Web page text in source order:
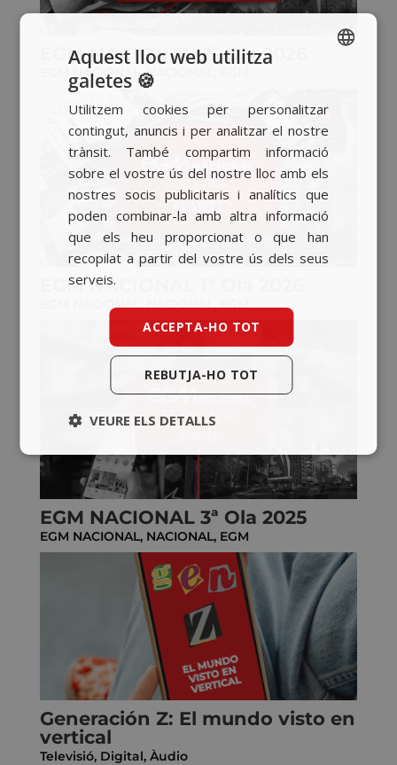
EGM NACIONAL 2ª Ola 2026
EGM NACIONAL ,NACIONAL
EGM NACIONAL 1ª Ola 2026
EGM NACIONAL,NACIONAL,EGM
EGM NACIONAL 3ª Ola 2025
EGM NACIONAL, NACIONAL, EGM
Generación Z: El mundo visto en
vertical
Televisió, Digital, Àudio
BASQUE
ENGLISH
Aquest lloc web utilitza
galetes 🍪
Utilitzem cookies per personalitzar
contingut, anuncis i per analitzar el nostre
trànsit. També compartim informació
sobre el vostre ús del nostre lloc amb els
nostres socis publicitaris i analítics que
poden combinar-la amb altra informació
que els heu proporcionat o que han
recopilat a partir del vostre ús dels seus
serveis.
ACCEPTA-HO TOT
REBUTJA-HO TOT
VEURE ELS DETALLS